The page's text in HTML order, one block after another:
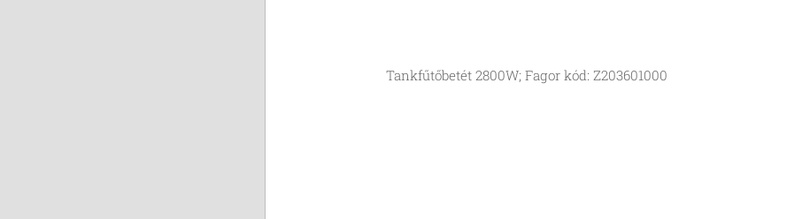
Tankfűtőbetét 2800W; Fagor kód: Z203601000